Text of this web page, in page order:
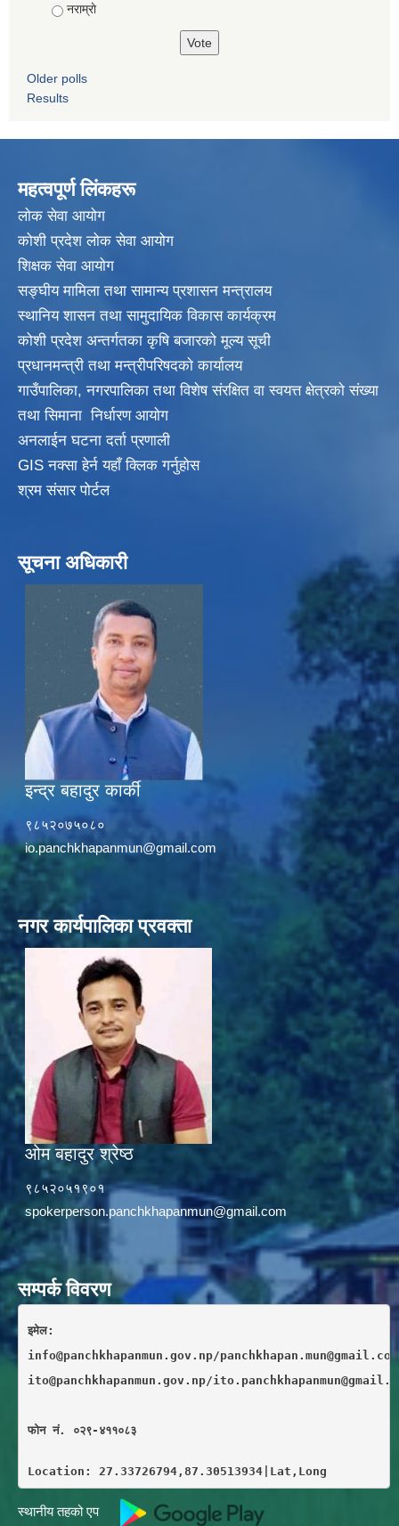
नराम्राे
Older polls
Results
महत्वपूर्ण लिंकहरू
लाेक सेवा आयाेग
कोशी प्रदेश लोक सेवा आयोग
शिक्षक सेवा आयाेग
सङ्‍घीय मामिला तथा सामान्य प्रशासन मन्त्रालय
स्थानिय शासन तथा सामुदायिक विकास कार्यक्रम
कोशी प्रदेश अन्तर्गतका कृषि बजारको मूल्य सूची
प्रधानमन्त्री तथा मन्त्रीपरिषदकाे कार्यालय
गाउँपालिका, नगरपालिका तथा विशेष संरक्षित वा स्वयत्त क्षेत्रकाे संख्या
तथा सिमाना निर्धारण आयाेग
अनलाईन घटना दर्ता प्रणाली
GIS नक्सा हेर्न यहाँ क्लिक गर्नुहाेस
श्रम संसार पोर्टल
सूचना अधिकारी
इन्द्र बहादुर कार्की
९८५२०७५०८०
io.panchkhapanmun@gmail.com
नगर कार्यपालिका प्रवक्ता
ओम बहादुर श्रेष्ठ
९८५२०५१९०१
spokerperson.panchkhapanmun@gmail.com
सम्पर्क विवरण
इमेल:
info@panchkhapanmun.gov.np/
ito@panchkhapanmun.gov.np/
फाेन नं. ०२९-४११०८३
Location: 27.33726794,87.30513934|Lat,Long
स्थानीय तहको एप